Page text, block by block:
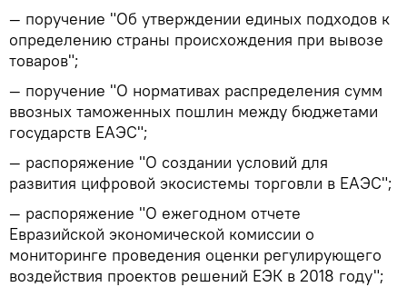
— поручение "Об утверждении единых подходов к
определению страны происхождения при вывозе
товаров";
— поручение "О нормативах распределения сумм
ввозных таможенных пошлин между бюджетами
государств ЕАЭС";
— распоряжение "О создании условий для
развития цифровой экосистемы торговли в ЕАЭС";
— распоряжение "О ежегодном отчете
Евразийской экономической комиссии о
мониторинге проведения оценки регулирующего
воздействия проектов решений ЕЭК в 2018 году";